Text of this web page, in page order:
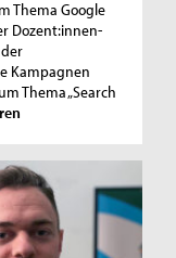
Thema Google
Dozent:innen-
Kampagnen
Thema „Search